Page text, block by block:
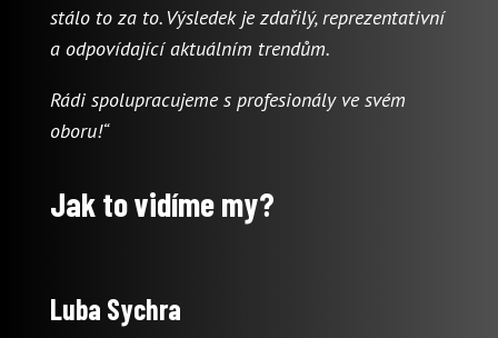
stálo to za to. Výsledek je zdařilý, reprezentativní
a odpovídající aktuálním trendům.
Rádi spolupracujeme s profesionály ve svém
oboru!“
Jak to vidíme my?
Luba Sychra